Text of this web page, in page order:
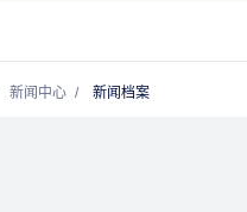
新闻中心 新闻档案